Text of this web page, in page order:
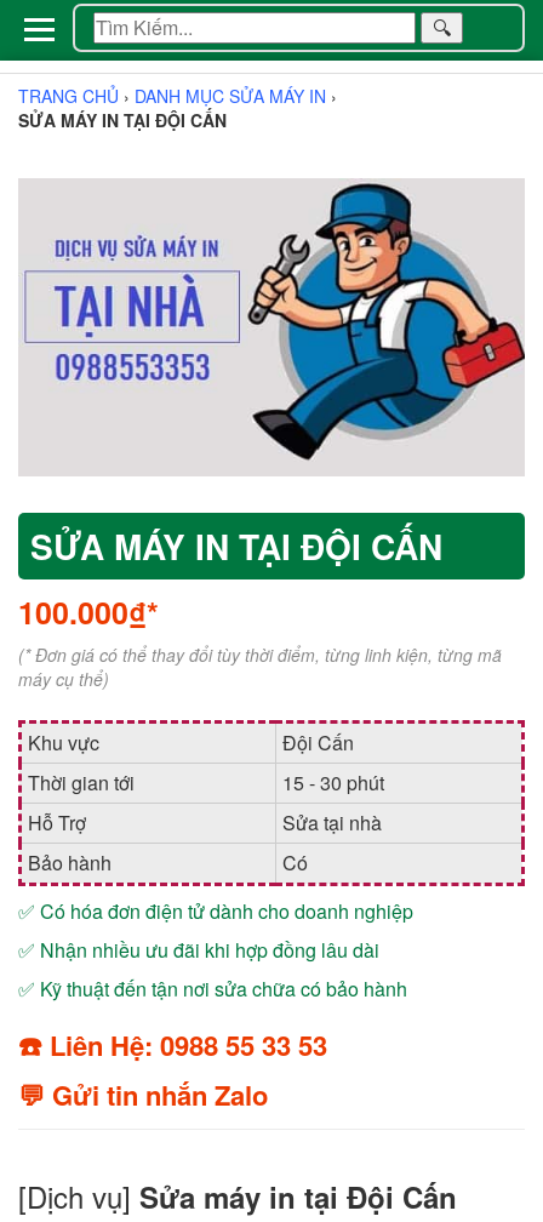
🔍
TRANG CHỦ › DANH MỤC SỬA MÁY IN ›
SỬA MÁY IN TẠI ĐỘI CẤN
SỬA MÁY IN TẠI ĐỘI CẤN
100.000₫*
(* Đơn giá có thể thay đổi tùy thời điểm, từng linh kiện, từng mã
máy cụ thể)
Khu vực
Đội Cấn
Thời gian tới
15 - 30 phút
Hỗ Trợ
Sửa tại nhà
Bảo hành
Có
✅ Có hóa đơn điện tử dành cho doanh nghiệp
✅ Nhận nhiều ưu đãi khi hợp đồng lâu dài
✅ Kỹ thuật đến tận nơi sửa chữa có bảo hành
☎️ Liên Hệ: 0988 55 33 53
💬 Gửi tin nhắn Zalo
[Dịch vụ] Sửa máy in tại Đội Cấn